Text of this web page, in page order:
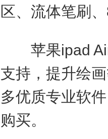
区、流体笔刷
苹果ipad
支持，提升绘
多优质专业软
购买。